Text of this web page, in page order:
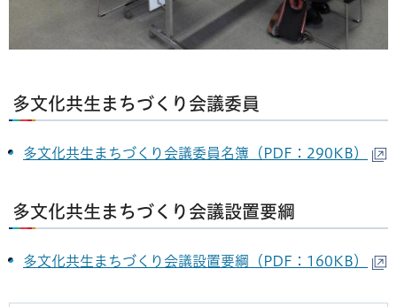
多文化共生まちづくり会議委員
多文化共生まちづくり会議委員名簿（PDF：290KB）
多文化共生まちづくり会議設置要綱
多文化共生まちづくり会議設置要綱（PDF：160KB）